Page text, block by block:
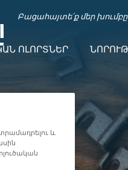
Բացահայտե՛ք մեր
ՈԼՈՐՏՆԵՐ
և